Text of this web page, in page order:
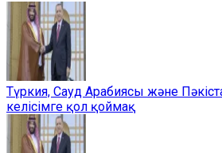
Түркия, Сауд Арабиясы және
келісімге қол қоймақ